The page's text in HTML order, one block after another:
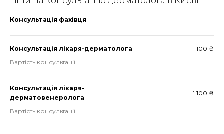
Консультація фахівця
Консультація лікаря-дерматолога
1 100 ₴
Вартість консультації
Консультація лікаря-
дерматовенеролога
1 100 ₴
Вартість консультації